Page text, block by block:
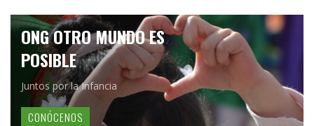
ONG OTRO MUNDO ES
POSIBLE
Juntos por la Infancia
CONÓCENOS